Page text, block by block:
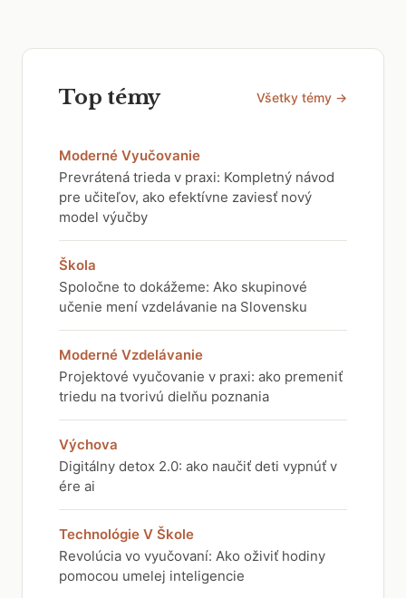
Top témy Všetky témy →
Moderné Vyučovanie
Prevrátená trieda v praxi: Kompletný návod
pre učiteľov, ako efektívne zaviesť nový
model výučby
Škola
Spoločne to dokážeme: Ako skupinové
učenie mení vzdelávanie na Slovensku
Moderné Vzdelávanie
Projektové vyučovanie v praxi: ako premeniť
triedu na tvorivú dielňu poznania
Výchova
Digitálny detox 2.0: ako naučiť deti vypnúť v
ére ai
Technológie V Škole
Revolúcia vo vyučovaní: Ako oživiť hodiny
pomocou umelej inteligencie